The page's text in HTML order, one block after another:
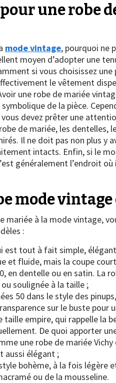
une robe
mode vintage, pourquoi ne
moyen d’adopter une
si vous choisissez une
le vêtement
une robe de mariée
de la pièce.
devez prêter une
de mariée, les dentelles,
Il ne doit pas non plus y
intacts. Enfin, si le
généralement l’endroit
mode
mariée à la mode vintage,
:
est tout à fait simple,
et fluide, mais la coupe
en dentelle ou en satin. La
soulignée à la taille ;
50 dans le style des
sur le buste pour
taille empire, qui rappelle la
De quoi apporter
une robe de mariée
aussi élégant ;
bohème, à la fois légère
ou de la mousseline.